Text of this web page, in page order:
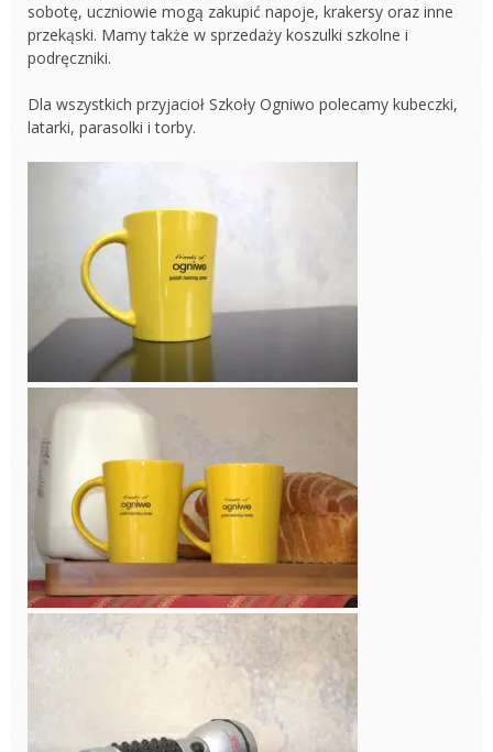
sobotę, uczniowie mogą zakupić napoje, krakersy oraz inne
przekąski. Mamy także w sprzedaży koszulki szkolne i
podręczniki.
Dla wszystkich przyjacioł Szkoły Ogniwo polecamy kubeczki,
latarki, parasolki i torby.